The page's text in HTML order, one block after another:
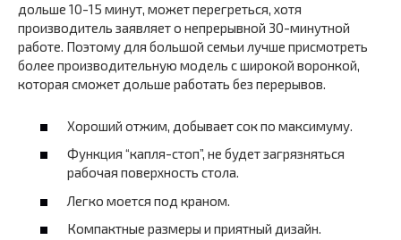
дольше 10-15 минут, может перегреться, хотя
производитель заявляет о непрерывной 30-минутной
работе. Поэтому для большой семьи лучше присмотреть
более производительную модель с широкой воронкой,
которая сможет дольше работать без перерывов.
Хороший отжим, добывает сок по максимуму.
Функция “капля-стоп”, не будет загрязняться
рабочая поверхность стола.
Легко моется под краном.
Компактные размеры и приятный дизайн.